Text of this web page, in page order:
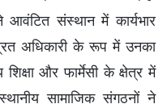
संस्थान में कार्यभार
अधिकारी के रूप में उनका
और फार्मेसी के क्षेत्र में
सामाजिक संगठनों ने